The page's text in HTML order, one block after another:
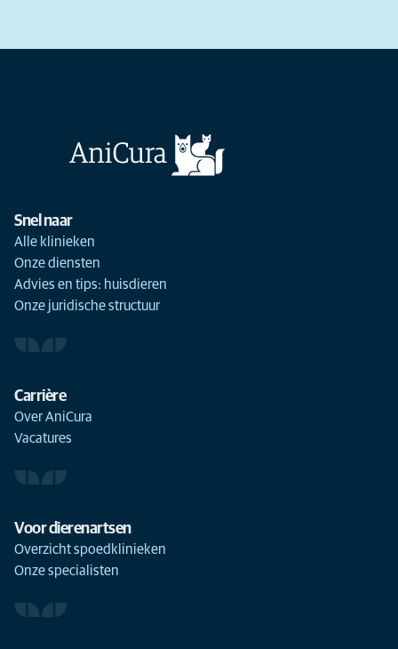
Snel naar
Alle klinieken
Onze diensten
Advies en tips: huisdieren
Onze juridische structuur
Carrière
Over AniCura
Vacatures
Voor dierenartsen
Overzicht spoedklinieken
Onze specialisten